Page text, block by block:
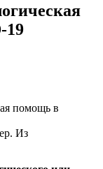
19
Из